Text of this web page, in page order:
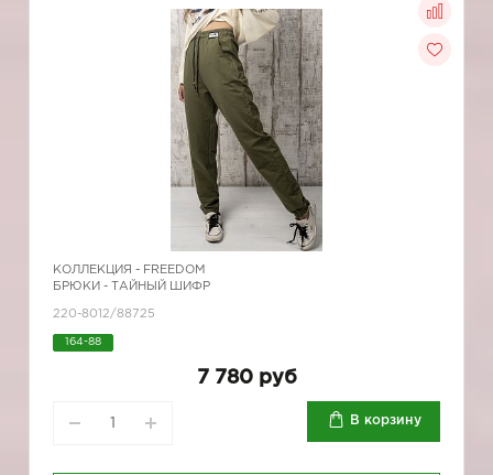
КОЛЛЕКЦИЯ - FREEDOM
БРЮКИ - ТАЙНЫЙ ШИФР
220-8012/88725
164-88
7 780 руб
В корзину